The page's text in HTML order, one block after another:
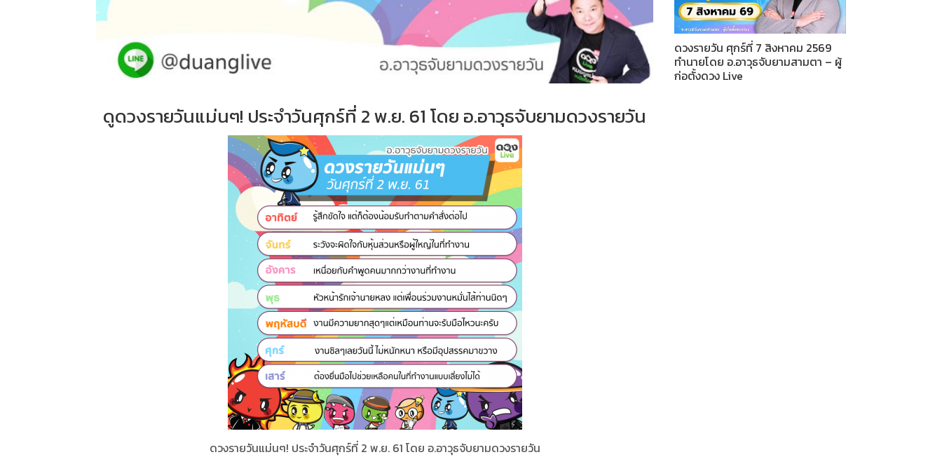
ดูดวงรายวันแม่นๆ! ประจำวันศุกร์ที่ 2 พ.ย. 61 โดย อ.อาวุธจับยามดวงรายวัน
ดวงรายวันแม่นๆ! ประจำวันศุกร์ที่ 2 พ.ย. 61 โดย อ.อาวุธจับยามดวงรายวัน
ดวงรายวัน ศุกร์ที่ 7 สิงหาคม 2569
ทำนายโดย อ.อาวุธจับยามสามตา – ผู้
ก่อตั้งดวง Live